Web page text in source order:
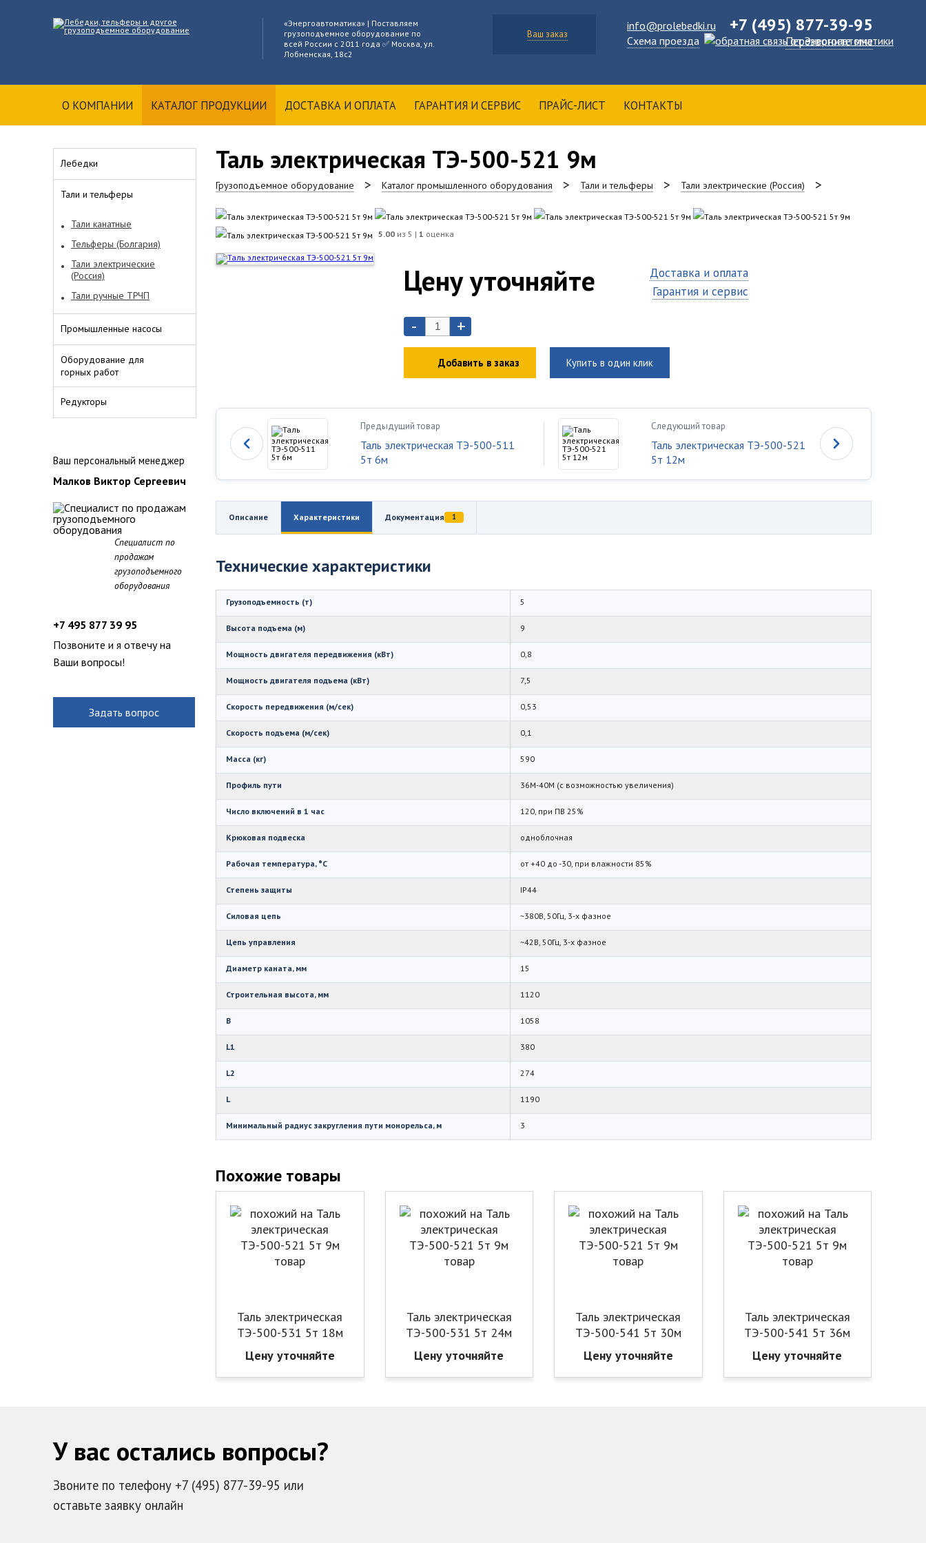
«Энергоавтоматика» | Поставляем
грузоподъемное оборудование по
всей России с 2011 года ✅ Москва, ул.
Лобненская, 18с2
Ваш заказ
info@prolebedki.ru
Схема проезда
+7 (495) 877-39-95
Перезвоните мне
О КОМПАНИИ КАТАЛОГ ПРОДУКЦИИ ДОСТАВКА И ОПЛАТА ГАРАНТИЯ И СЕРВИС ПРАЙС-ЛИСТ КОНТАКТЫ
Лебедки
Тали и тельферы
Тали канатные
Тельферы (Болгария)
Тали электрические
(Россия)
Тали ручные ТРЧП
Промышленные насосы
Оборудование для
горных работ
Редукторы
Ваш персональный менеджер
Малков Виктор Сергеевич
Специалист по
продажам
грузоподъемного
оборудования
+7 495 877 39 95
Позвоните и я отвечу на
Ваши вопросы!
Задать вопрос
Таль электрическая ТЭ-500-521 9м
Грузоподъемное оборудование Каталог промышленного оборудования Тали и тельферы Тали электрические (Россия)
5.00 из 5 | 1 оценка
Цену уточняйте
Доставка и оплата
Гарантия и сервис
- +
Добавить в заказ Купить в один клик
Предыдущий товар
Таль электрическая ТЭ-500-511
5т 6м
Следующий товар
Таль электрическая ТЭ-500-521
5т 12м
Описание Характеристики Документация 1
Технические характеристики
Грузоподъемность (т) 5
Высота подъема (м) 9
Мощность двигателя передвижения (кВт) 0,8
Мощность двигателя подъема (кВт) 7,5
Скорость передвижения (м/сек) 0,53
Скорость подъема (м/сек) 0,1
Масса (кг) 590
Профиль пути 36М-40М (с возможностью увеличения)
Число включений в 1 час 120, при ПВ 25%
Крюковая подвеска одноблочная
Рабочая температура, °C от +40 до -30, при влажности 85%
Степень защиты IP44
Силовая цепь ~380В, 50Гц, 3-х фазное
Цепь управления ~42В, 50Гц, 3-х фазное
Диаметр каната, мм 15
Строительная высота, мм 1120
B 1058
L1 380
L2 274
L 1190
Минимальный радиус закругления пути монорельса, м 3
Похожие товары
Таль электрическая
ТЭ-500-531 5т 18м
Цену уточняйте
Таль электрическая
ТЭ-500-531 5т 24м
Цену уточняйте
Таль электрическая
ТЭ-500-541 5т 30м
Цену уточняйте
Таль электрическая
ТЭ-500-541 5т 36м
Цену уточняйте
У вас остались вопросы?
Звоните по телефону +7 (495) 877-39-95 или
оставьте заявку онлайн